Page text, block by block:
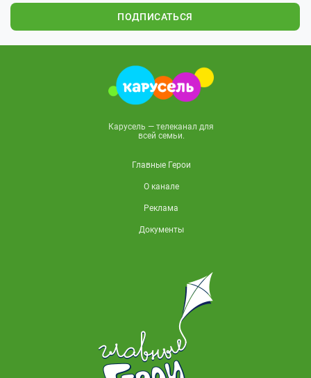
ПОДПИСАТЬСЯ
Карусель — телеканал для
всей семьи.
Главные Герои
О канале
Реклама
Документы